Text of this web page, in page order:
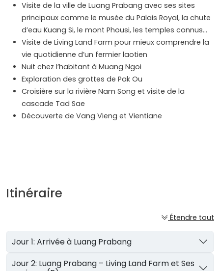
Visite de la ville de Luang Prabang avec ses sites
principaux comme le musée du Palais Royal, la chute
d’eau Kuang Si, le mont Phousi, les temples connus…
Visite de Living Land Farm pour mieux comprendre la
vie quotidienne d’un fermier laotien
Nuit chez l’habitant à Muang Ngoi
Exploration des grottes de Pak Ou
Croisière sur la rivière Nam Song et visite de la
cascade Tad Sae
Découverte de Vang Vieng et Vientiane
Itinéraire
Étendre tout
Jour 1: Arrivée à Luang Prabang
Jour 2: Luang Prabang – Living Land Farm et Ses